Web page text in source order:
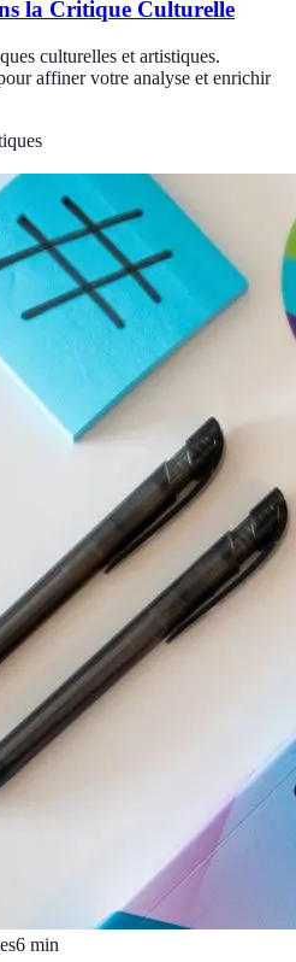
la Critique Culturelle
culturelles et artistiques.
affiner votre analyse et enrichir
6 min